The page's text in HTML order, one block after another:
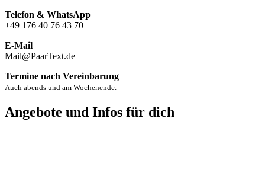
Telefon & WhatsApp
+49 176 40 76 43 70
E-Mail
Mail@PaarText.de
Termine nach Vereinbarung
Auch abends und am Wochenende.
Angebote und Infos für dich